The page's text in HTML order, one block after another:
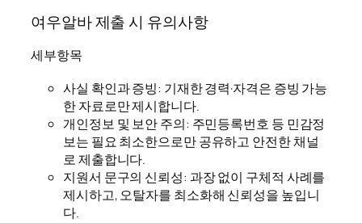
여우알바 제출 시 유의사항
세부항목
사실 확인과 증빙: 기재한 경력·자격은 증빙 가능
한 자료로만 제시합니다.
개인정보 및 보안 주의: 주민등록번호 등 민감정
보는 필요 최소한으로만 공유하고 안전한 채널
로 제출합니다.
지원서 문구의 신뢰성: 과장 없이 구체적 사례를
제시하고, 오탈자를 최소화해 신뢰성을 높입니
다.